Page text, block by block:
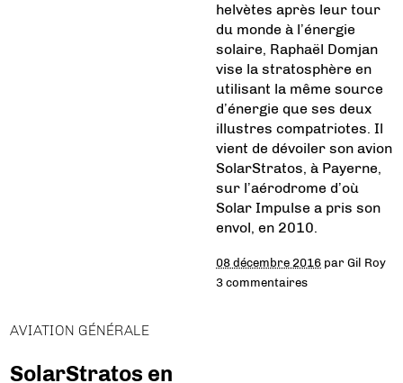
helvètes après leur tour
du monde à l’énergie
solaire, Raphaël Domjan
vise la stratosphère en
utilisant la même source
d’énergie que ses deux
illustres compatriotes. Il
vient de dévoiler son avion
SolarStratos, à Payerne,
sur l’aérodrome d’où
Solar Impulse a pris son
envol, en 2010.
08 décembre 2016 parGil Roy
3 commentaires
AVIATION GÉNÉRALE
SolarStratos en